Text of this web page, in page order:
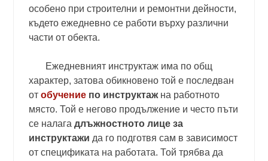
особено при строителни и ремонтни дейности,
където ежедневно се работи върху различни
части от обекта.
Ежедневният инструктаж има по общ
характер, затова обикновено той е последван
отобучение по инструктажна работното
място. Той е негово продължение и често пъти
се налагадлъжностното лице за
инструктажи да го подготвя сам в зависимост
от спецификата на работата. Той трябва да